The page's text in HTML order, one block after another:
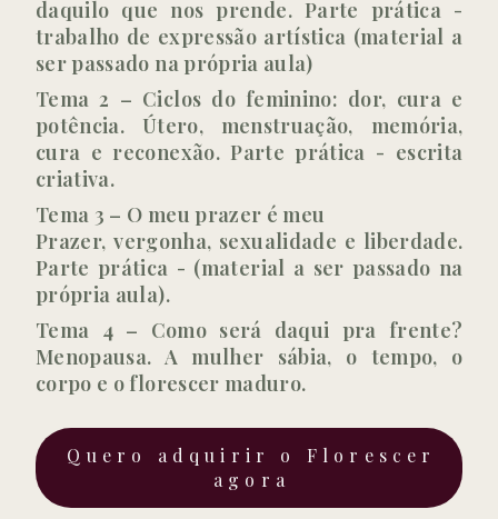
daquilo que nos prende. Parte prática -
trabalho de expressão artística (material a
ser passado na própria aula)
Tema 2 – Ciclos do feminino: dor, cura e
potência. Útero, menstruação, memória,
cura e reconexão. Parte prática - escrita
criativa.
Tema 3 – O meu prazer é meu
Prazer, vergonha, sexualidade e liberdade.
Parte prática - (material a ser passado na
própria aula).
Tema 4 – Como será daqui pra frente?
Menopausa. A mulher sábia, o tempo, o
corpo e o florescer maduro.
Quero adquirir o Florescer
agora